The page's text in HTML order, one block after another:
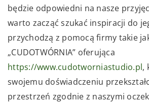
będzie odpowiedni na nasze
warto zacząć szukać inspiracji do
przychodzą z pomocą firmy takie
„CUDOTWÓRNIA” oferująca
https://www.cudotworniastudio.pl,
swojemu doświadczeniu
przestrzeń zgodnie z naszymi